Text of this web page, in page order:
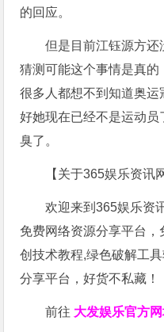
的回应。
但是目前江钰源方
猜测可能这个事情是真的
很多人都想不到知道奥
好她现在已经不是运动
臭了。
【关于365娱乐资讯
欢迎来到365娱乐资
免费网络资源分享平台
创技术教程,绿色破解工
分享平台，好货不私藏！
前往 大发娱乐官方